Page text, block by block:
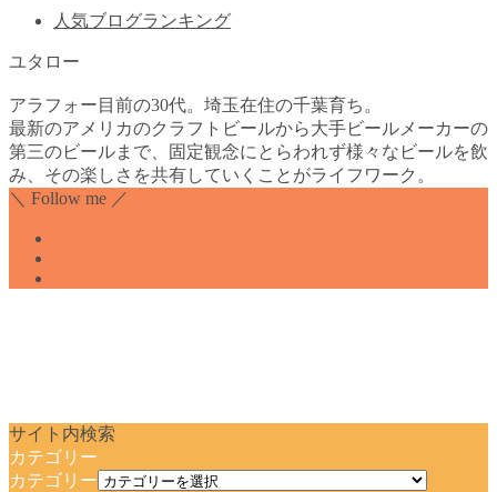
人気ブログランキング
ユタロー
アラフォー目前の30代。埼玉在住の千葉育ち。
最新のアメリカのクラフトビールから大手ビールメーカーの
第三のビールまで、固定観念にとらわれず様々なビールを飲
み、その楽しさを共有していくことがライフワーク。
＼ Follow me ／
サイト内検索
カテゴリー
カテゴリー